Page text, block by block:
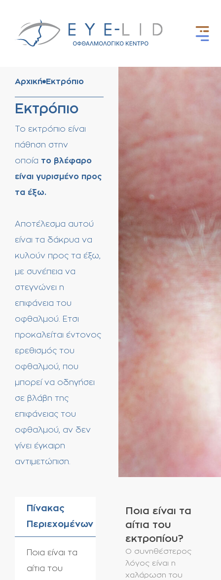
Αρχική Εκτρόπιο
Εκτρόπιο
To εκτρόπιο είναι
πάθηση στην
οποία το βλέφαρο
είναι γυρισμένο προς
τα έξω.
Αποτέλεσμα αυτού
είναι τα δάκρυα να
κυλούν προς τα έξω,
με συνέπεια να
στεγνώνει η
επιφάνεια του
οφθαλμού. Ετσι
προκαλείται έντονος
ερεθισμός του
οφθαλμού, που
μπορεί να οδηγήσει
σε βλάβη της
επιφάνειας του
οφθαλμού, αν δεν
γίνει έγκαιρη
αντιμετώπιση.
Ποια είναι τα
αίτια του
εκτροπίου?
Ο συνηθέστερος
λόγος είναι η
χαλάρωση του
Πίνακας
Περιεχομένων
Ποια είναι τα
αίτια του